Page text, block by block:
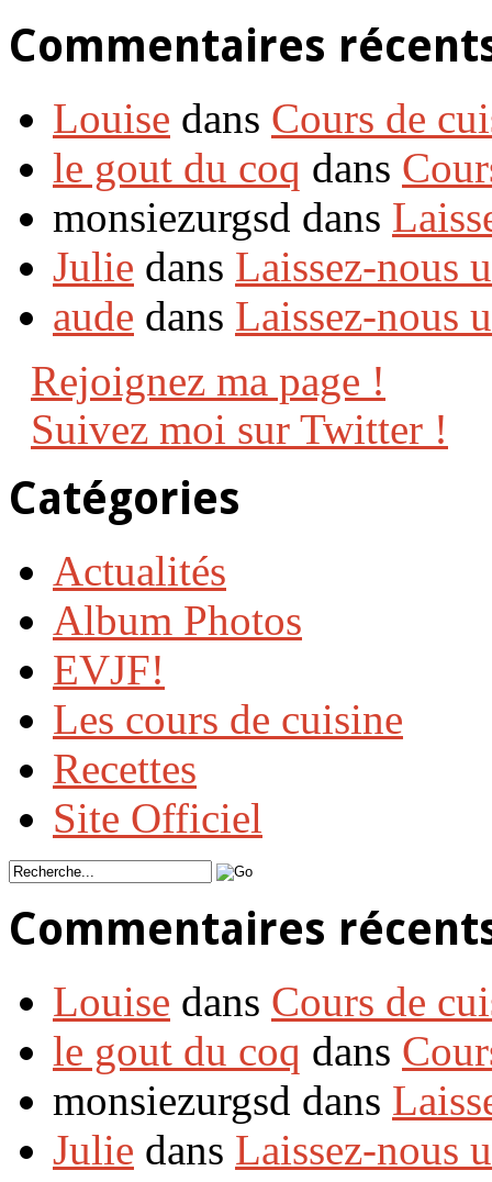
Commentaires
Louise dans Cours de
le gout du coq dans
monsiezurgsd dans
Julie dans Laissez-nous
aude dans Laissez-nous
Rejoignez ma page !
Suivez moi sur Twitter !
Catégories
Actualités
Album Photos
EVJF!
Les cours de cuisine
Recettes
Site Officiel
Commentaires
Louise dans Cours de
le gout du coq dans
monsiezurgsd dans
Julie dans Laissez-nous